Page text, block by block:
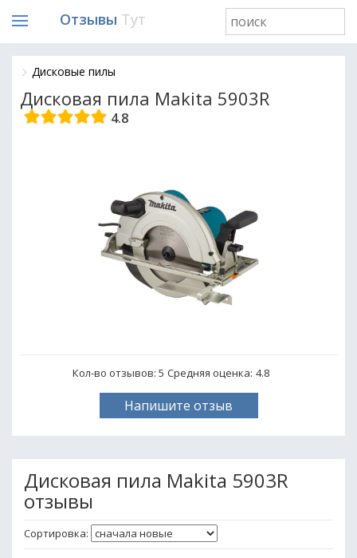
Отзывы Тут
Дисковые пилы
Дисковая пила Makita 5903R
4.8
Кол-во отзывов: 5 Средняя оценка: 4.8
Напишите отзыв
Дисковая пила Makita 5903R
отзывы
Сортировка: